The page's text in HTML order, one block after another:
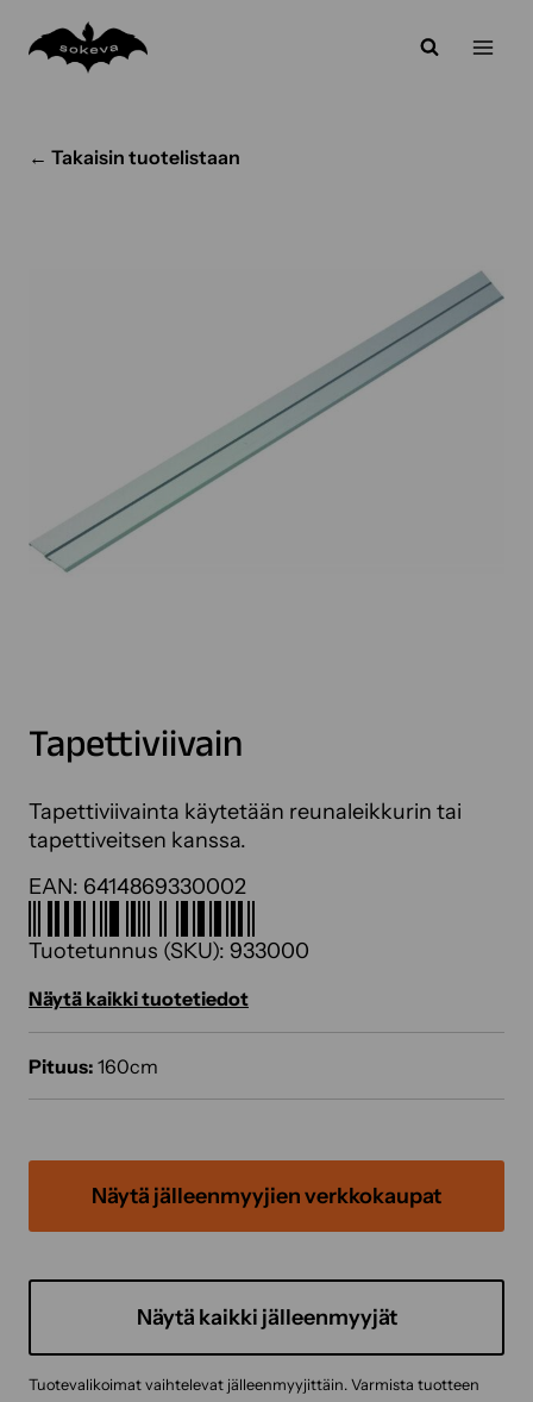
sisältöön
← Takaisin tuotelistaan
Tapettiviivain
Tapettiviivainta käytetään reunaleikkurin tai
tapettiveitsen kanssa.
EAN: 6414869330002
Tuotetunnus (SKU): 933000
Näytä kaikki tuotetiedot
Pituus: 160cm
Näytä jälleenmyyjien verkkokaupat
Näytä kaikki jälleenmyyjät
Tuotevalikoimat vaihtelevat jälleenmyyjittäin. Varmista tuotteen